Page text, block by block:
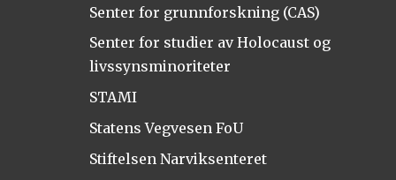
Senter for grunnforskning (CAS)
Senter for studier av Holocaust og
livssynsminoriteter
STAMI
Statens Vegvesen FoU
Stiftelsen Narviksenteret